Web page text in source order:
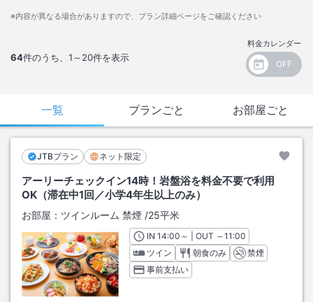
64件のうち、 1～20件を表示
料金カレンダー
※内容が異なる場合がありますので、プラン詳細ページをご確認ください
一覧 プランごと お部屋ごと
JTBプラン ネット限定
アーリーチェックイン14時！岩盤浴を料金不要で利用
OK（滞在中1回／小学4年生以上のみ）
お部屋： ツインルーム 禁煙 /25平米
INチェックイン
14:00 ～ | OUT チェックアウト
～11:00
ツイン
朝食のみ
禁煙
事前支払い